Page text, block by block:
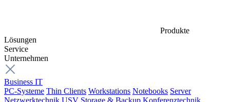
Produkte
Lösungen
Service
Unternehmen
Business IT
PC-Systeme Thin Clients Workstations Notebooks Server
Netzwerktechnik USV Storage & Backup Konferenztechnik